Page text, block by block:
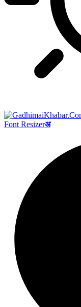
Font Resizerअ